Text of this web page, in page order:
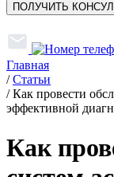
ПОЛУЧИТЬ
Главная
/ Статьи
/ Как провести
эффективной
Как